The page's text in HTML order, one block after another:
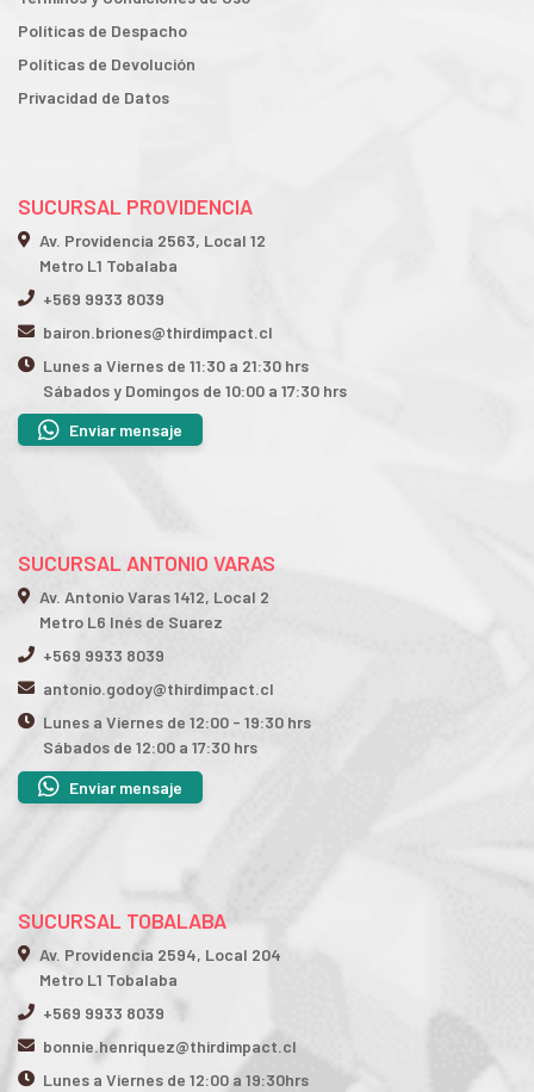
Políticas de Despacho
Políticas de Devolución
Privacidad de Datos
SUCURSAL PROVIDENCIA
Av. Providencia 2563, Local 12
Metro L1 Tobalaba
+569 9933 8039
bairon.briones@thirdimpact.cl
Lunes a Viernes de 11:30 a 21:30 hrs
Sábados y Domingos de 10:00 a 17:30 hrs
Enviar mensaje
SUCURSAL ANTONIO VARAS
Av. Antonio Varas 1412, Local 2
Metro L6 Inés de Suarez
+569 9933 8039
antonio.godoy@thirdimpact.cl
Lunes a Viernes de 12:00 - 19:30 hrs
Sábados de 12:00 a 17:30 hrs
Enviar mensaje
SUCURSAL TOBALABA
Av. Providencia 2594, Local 204
Metro L1 Tobalaba
+569 9933 8039
bonnie.henriquez@thirdimpact.cl
Lunes a Viernes de 12:00 a 19:30hrs